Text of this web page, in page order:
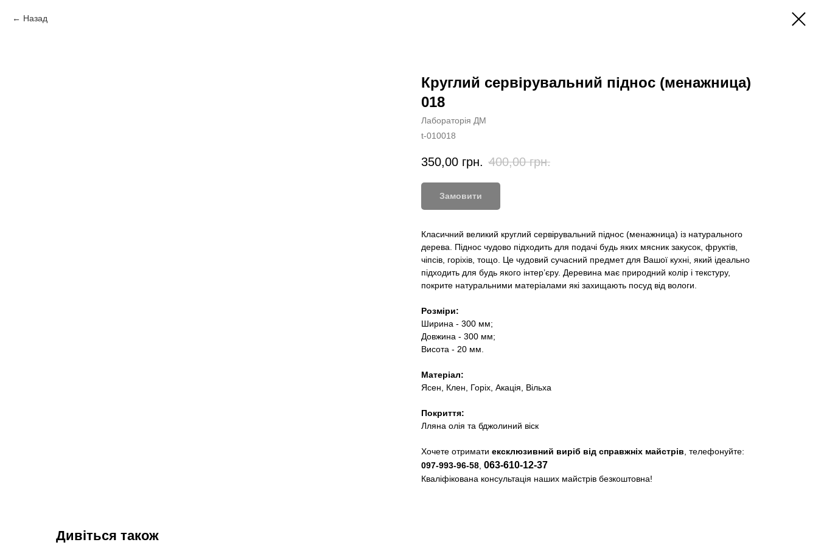
Назад
Круглий сервірувальний піднос (менажница)
018
Лабораторія ДМ
t-010018
350,00 грн. 400,00 грн.
Замовити
Класичний великий круглий сервірувальний піднос (менажница) із натурального
дерева. Піднос чудово підходить для подачі будь яких мясник закусок, фруктів,
чіпсів, горіхів, тощо. Це чудовий сучасний предмет для Вашої кухні, який ідеально
підходить для будь якого інтер’єру. Деревина має природний колір і текстуру,
покрите натуральними матеріалами які захищають посуд від вологи.
Розміри:
Ширина - 300 мм;
Довжина - 300 мм;
Висота - 20 мм.
Матеріал:
Ясен, Клен, Горіх, Акація, Вільха
Покриття:
Лляна олія та бджолиний віск
Хочете отримати ексклюзивний виріб від справжніх майстрів, телефонуйте:
097-993-96-58, 063-610-12-37
Кваліфікована консультація наших майстрів безкоштовна!
Дивіться також